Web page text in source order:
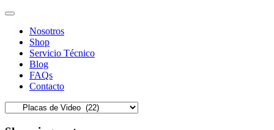
Nosotros
Shop
Servicio Técnico
Blog
FAQs
Contacto